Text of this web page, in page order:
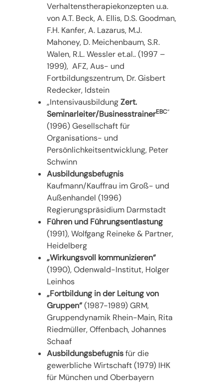
Verhaltenstherapiekonzepten u.a.
von A.T. Beck, A. Ellis, D.S. Goodman,
F.H. Kanfer, A. Lazarus, M.J.
Mahoney, D. Meichenbaum, S.R.
Walen, R.L. Wessler et.al.. (1997 –
1999), AFZ, Aus- und
Fortbildungszentrum, Dr. Gisbert
Redecker, Idstein
„IntensivausbildungZert.
Seminarleiter/BusinesstrainerEBC“
(1996) Gesellschaft für
Organisations- und
Persönlichkeitsentwicklung, Peter
Schwinn
Ausbildungsbefugnis
Kaufmann/Kauffrau im Groß- und
Außenhandel (1996)
Regierungspräsidium Darmstadt
Führen und Führungsentlastung
(1991), Wolfgang Reineke & Partner,
Heidelberg
„Wirkungsvoll kommunizieren“
(1990), Odenwald-Institut, Holger
Leinhos
„Fortbildung in der Leitung von
Gruppen“(1987-1989) GRM,
Gruppendynamik Rhein-Main, Rita
Riedmüller, Offenbach, Johannes
Schaaf
Ausbildungsbefugnisfür die
gewerbliche Wirtschaft (1979) IHK
für München und Oberbayern